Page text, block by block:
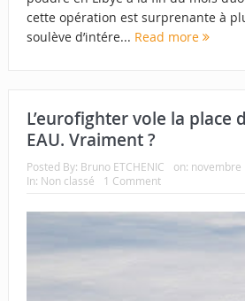
cette opération est surprenante à
soulève d’intére... Read more
L’eurofighter vole la place
EAU. Vraiment ?
Posted By: Bruno ETCHENIC on: novembre
In: Non classé 1 Comment